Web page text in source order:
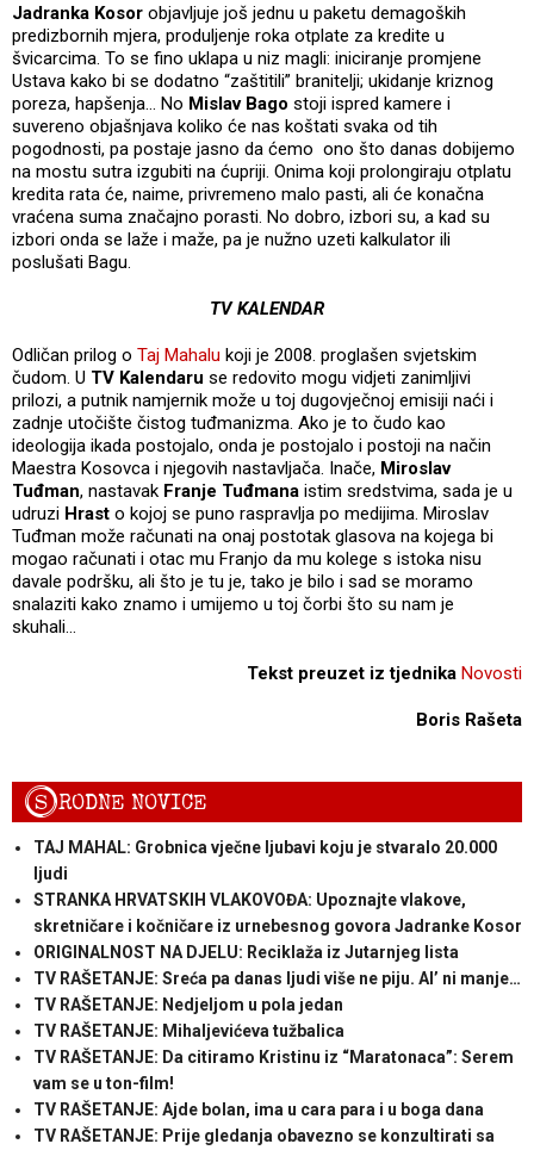
Jadranka Kosor objavljuje još jednu u paketu demagoških
predizbornih mjera, produljenje roka otplate za kredite u
švicarcima. To se fino uklapa u niz magli: iniciranje promjene
Ustava kako bi se dodatno “zaštitili” branitelji; ukidanje kriznog
poreza, hapšenja… No Mislav Bago stoji ispred kamere i
suvereno objašnjava koliko će nas koštati svaka od tih
pogodnosti, pa postaje jasno da ćemo ono što danas dobijemo
na mostu sutra izgubiti na ćupriji. Onima koji prolongiraju otplatu
kredita rata će, naime, privremeno malo pasti, ali će konačna
vraćena suma značajno porasti. No dobro, izbori su, a kad su
izbori onda se laže i maže, pa je nužno uzeti kalkulator ili
poslušati Bagu.
TV KALENDAR
Odličan prilog o Taj Mahalu koji je 2008. proglašen svjetskim
čudom. U TV Kalendaru se redovito mogu vidjeti zanimljivi
prilozi, a putnik namjernik može u toj dugovječnoj emisiji naći i
zadnje utočište čistog tuđmanizma. Ako je to čudo kao
ideologija ikada postojalo, onda je postojalo i postoji na način
Maestra Kosovca i njegovih nastavljača. Inače, Miroslav
Tuđman, nastavak Franje Tuđmana istim sredstvima, sada je u
udruzi Hrast o kojoj se puno raspravlja po medijima. Miroslav
Tuđman može računati na onaj postotak glasova na kojega bi
mogao računati i otac mu Franjo da mu kolege s istoka nisu
davale podršku, ali što je tu je, tako je bilo i sad se moramo
snalaziti kako znamo i umijemo u toj čorbi što su nam je
skuhali…
Tekst preuzet iz tjednika Novosti
Boris Rašeta
SRODNE NOVICE
TAJ MAHAL: Grobnica vječne ljubavi koju je stvaralo 20.000
ljudi
STRANKA HRVATSKIH VLAKOVOĐA: Upoznajte vlakove,
skretničare i kočničare iz urnebesnog govora Jadranke Kosor
ORIGINALNOST NA DJELU: Reciklaža iz Jutarnjeg lista
TV RAŠETANJE: Sreća pa danas ljudi više ne piju. Al’ ni manje…
TV RAŠETANJE: Nedjeljom u pola jedan
TV RAŠETANJE: Mihaljevićeva tužbalica
TV RAŠETANJE: Da citiramo Kristinu iz “Maratonaca”: Serem
vam se u ton-film!
TV RAŠETANJE: Ajde bolan, ima u cara para i u boga dana
TV RAŠETANJE: Prije gledanja obavezno se konzultirati sa